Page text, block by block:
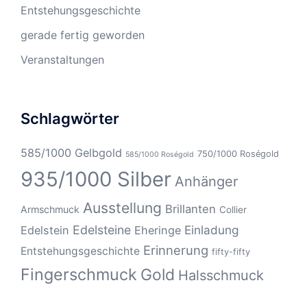
Entstehungsgeschichte
gerade fertig geworden
Veranstaltungen
Schlagwörter
585/1000 Gelbgold 585/1000 Roségold 750/1000 Roségold
935/1000 Silber Anhänger
Armschmuck Ausstellung Brillanten Collier
Edelstein Edelsteine Eheringe Einladung
Entstehungsgeschichte Erinnerung fifty-fifty
Fingerschmuck Gold Halsschmuck